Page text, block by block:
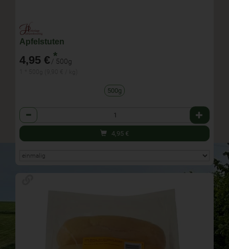
Apfelstuten
4,95 € *
/ 500g
500g
Anzahl
4,95 €